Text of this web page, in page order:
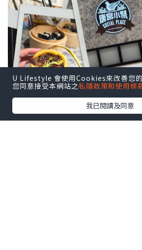
U Lifestyle 會使用Cookies來改善您
您同意接受本網站之私隱政策和使用條
我已閱讀及同意